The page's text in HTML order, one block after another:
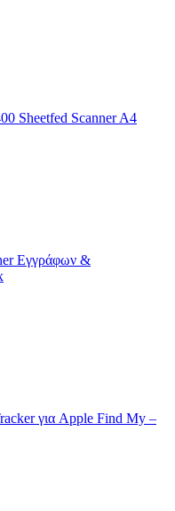
Sheetfed Scanner A4
Εγγράφων &
για Apple Find My –